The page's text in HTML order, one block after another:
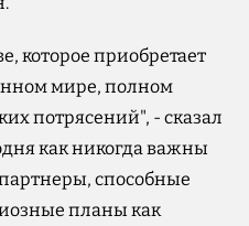
которое приобретает
мире, полном
потрясений", - сказал
как никогда важны
способные
планы как